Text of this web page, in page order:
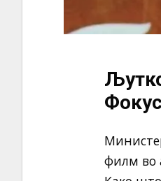
филм во